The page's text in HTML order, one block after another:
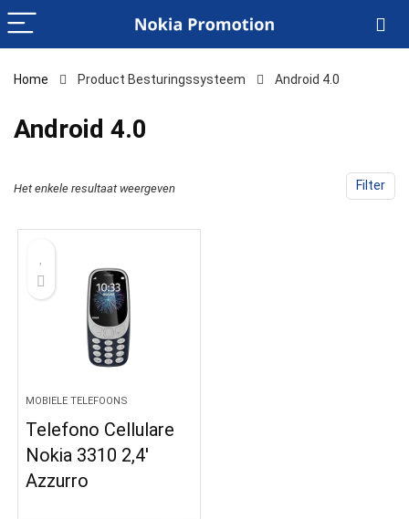
Home Product Besturingssysteem ‎Android 4.0
‎Android 4.0
Filter
Het enkele resultaat weergeven
MOBIELE TELEFOONS
Telefono Cellulare
Nokia 3310 2,4′
Azzurro